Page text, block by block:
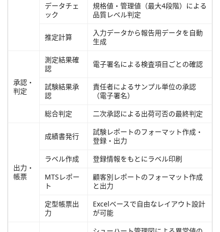
データチェ
ック
規格値・管理値（最大4段階）による
品質レベル判定
推定計算
入力データから報告用データを自動
生成
承認・
判定
測定結果確
認
電子署名による検査項目ごとの確認
試験結果承
認
責任者によるサンプル単位の承認
（電子署名）
総合判定
二次承認による出荷可否の最終判定
出力・
帳票
成績書発行
試験レポートのフォーマット作成・
登録・出力
ラベル作成
登録情報をもとにラベル印刷
MTSレポー
ト
顧客別レポートのフォーマット作成
と出力
定型帳票出
力
Excelベースで自由なレイアウト設計
が可能